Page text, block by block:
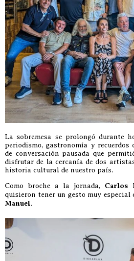
La sobremesa se prolongó durante
periodismo, gastronomía y
de conversación pausada que
disfrutar de la cercanía de dos
historia cultural de nuestro país.
Como broche a la jornada, Carlos
quisieron tener un gesto muy especial
Manuel.